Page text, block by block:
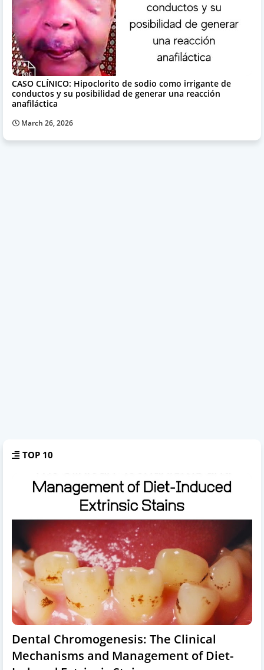
CASO CLÍNICO: Hipoclorito de sodio como irrigante de
conductos y su posibilidad de generar una reacción
anafiláctica
March 26, 2026
TOP 10
Dental Chromogenesis: The Clinical
Mechanisms and Management of Diet-